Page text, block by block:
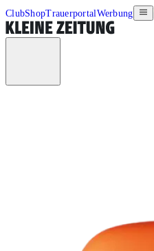
ClubShopTrauerportalWerbung